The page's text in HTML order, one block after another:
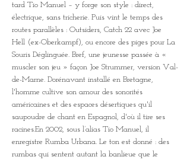
tard Tio Manuel – y forge son style : direct,
électrique, sans tricherie. Puis vint le temps des
routes parallèles : Outsiders, Catch 22 avec Joe
Hell (ex-Oberkampf), ou encore des piges pour La
Souris Déglinguée. Bref, une jeunesse passée à «
muscler son jeu » façon Joe Strummer, version Val-
de-Marne. Dorénavant installé en Bretagne,
l'homme cultive son amour des sonorités
américaines et des espaces désertiques qu'il
saupoudre de chant en Espagnol, d'où il tire ses
racines.En 2002, sous l’alias Tio Manuel, il
enregistre Rumba Urbana. Le ton est donné : des
rumbas qui sentent autant la banlieue que le